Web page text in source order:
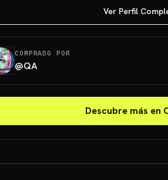
Ver Perfil
COMPRADO POR
@QA
Descubre más en